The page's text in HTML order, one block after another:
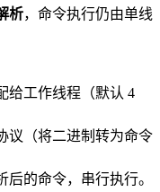
析，命令执行仍由单线
给工作线程（默认 4
议（将二进制转为命令
的命令，串行执行。